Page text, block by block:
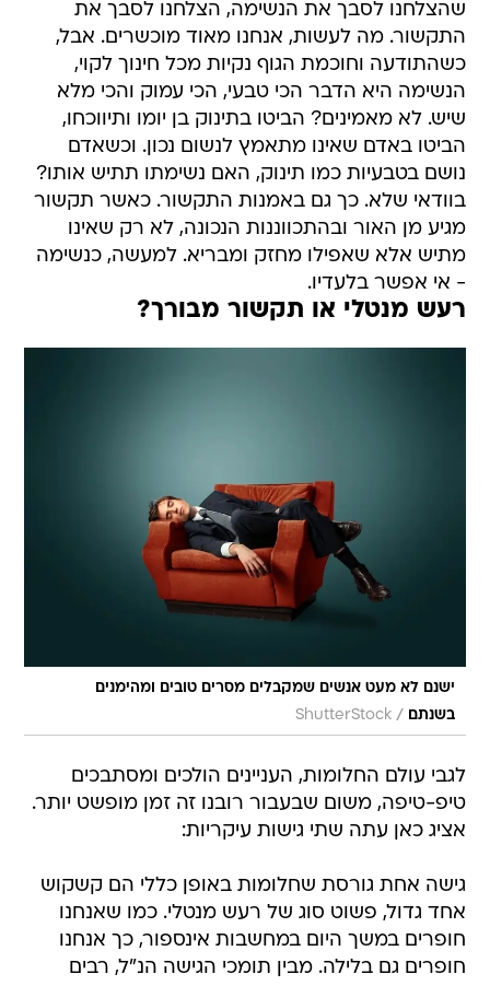
שהצלחנו לסבך את הנשימה, הצלחנו לסבך את
התקשור. מה לעשות, אנחנו מאוד מוכשרים. אבל,
כשהתודעה וחוכמת הגוף נקיות מכל חינוך לקוי,
הנשימה היא הדבר הכי טבעי, הכי עמוק והכי מלא
שיש. לא מאמינים? הביטו בתינוק בן יומו ותיווכחו,
הביטו באדם שאינו מתאמץ לנשום נכון. וכשאדם
נושם בטבעיות כמו תינוק, האם נשימתו תתיש אותו?
בוודאי שלא. כך גם באמנות התקשור. כאשר תקשור
מגיע מן האור ובהתכווננות הנכונה, לא רק שאינו
מתיש אלא שאפילו מחזק ומבריא. למעשה, כנשימה
- אי אפשר בלעדיו.
רעש מנטלי או תקשור מבורך?
ישנם לא מעט אנשים שמקבלים מסרים טובים ומהימנים
בשנתם
/
ShutterStock
לגבי עולם החלומות, העניינים הולכים ומסתבכים
טיפ-טיפה, משום שבעבור רובנו זה זמן מופשט יותר.
אציג כאן עתה שתי גישות עיקריות:
גישה אחת גורסת שחלומות באופן כללי הם קשקוש
אחד גדול, פשוט סוג של רעש מנטלי. כמו שאנחנו
חופרים במשך היום במחשבות אינספור, כך אנחנו
חופרים גם בלילה. מבין תומכי הגישה הנ"ל, רבים